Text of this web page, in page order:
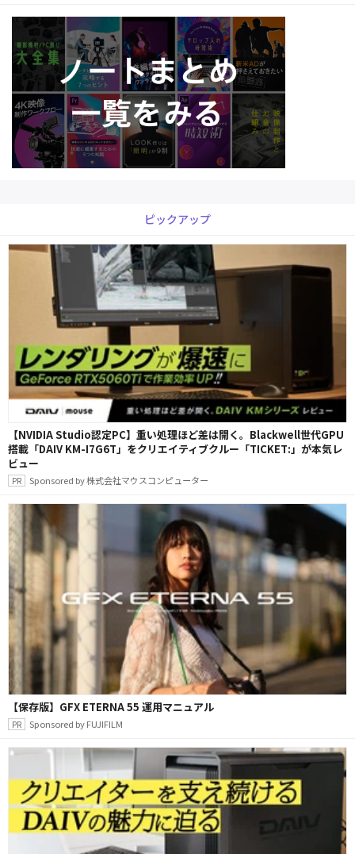
ピックアップ
【NVIDIA Studio認定PC】重い処理ほど差は開く。Blackwell世代GPU
搭載「DAIV KM-I7G6T」をクリエイティブクルー「TICKET:」が本気レ
ビュー
Sponsored by 株式会社マウスコンピューター
【保存版】GFX ETERNA 55 運用マニュアル
Sponsored by FUJIFILM